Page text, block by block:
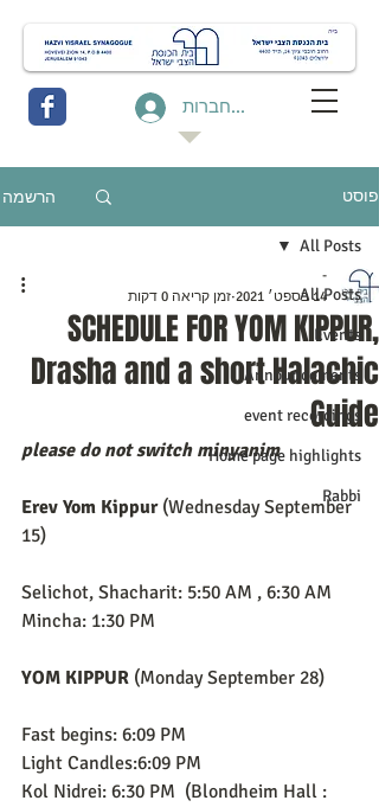
להתחברות
פוסט הרשמה
All Posts
Events
Announcements
event recordings
Home page highlights
Rabbi
All Posts
SCHEDULE FOR YOM KIPPUR,
Drasha and a short Halachic
Guide
-
14 בספט׳ 2021
זמן קריאה 0 דקות
please do not switch minyanim
Erev Yom Kippur (Wednesday September
15)
Selichot, Shacharit: 5:50 AM , 6:30 AM
Mincha: 1:30 PM
YOM KIPPUR (Monday September 28)
Fast begins: 6:09 PM
Light Candles:6:09 PM
Kol Nidrei: 6:30 PM  (Blondheim Hall :